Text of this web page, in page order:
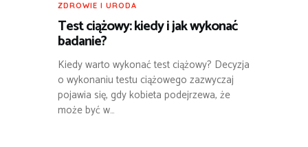
ZDROWIE I URODA
Test ciążowy: kiedy i jak wykonać
badanie?
Kiedy warto wykonać test ciążowy? Decyzja
o wykonaniu testu ciążowego zazwyczaj
pojawia się, gdy kobieta podejrzewa, że
może być w…